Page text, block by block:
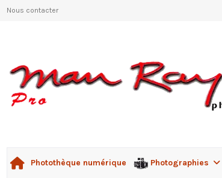
Nous contacter
Photothèque numérique Photographies